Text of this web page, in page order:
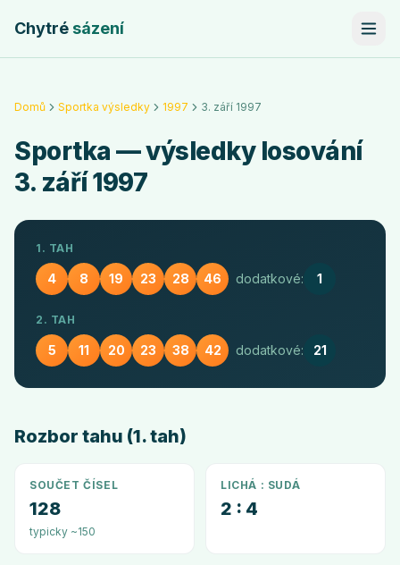
Chytrésázení
Domů Sportka výsledky 1997 3. září 1997
Sportka — výsledky losování
3. září 1997
1. TAH
4 8 19 23 28 46 dodatkové: 1
2. TAH
5 11 20 23 38 42 dodatkové: 21
Rozbor tahu (1. tah)
SOUČET ČÍSEL
128
typicky ~150
LICHÁ : SUDÁ
2 : 4